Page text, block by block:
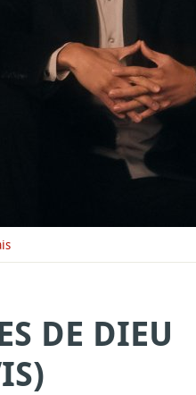
DE DIEU